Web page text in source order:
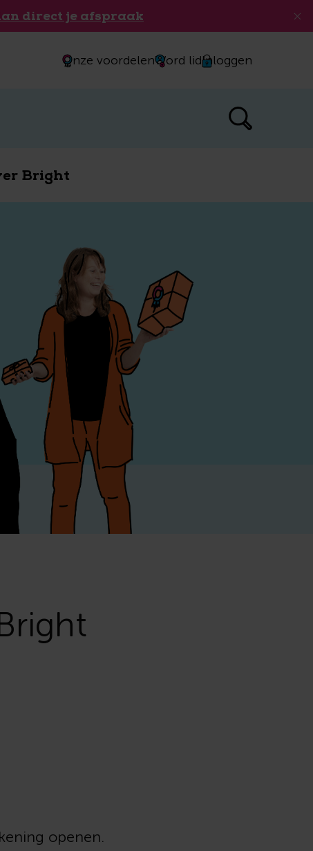
direct je afspraak
Onze voordelenWord lidInloggen
Bright
openen.